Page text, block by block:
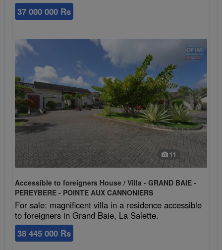
37 000 000 Rs
11
Accessible to foreigners House / Villa - GRAND BAIE -
PEREYBERE - POINTE AUX CANNONIERS
For sale: magnificent villa in a residence accessible
to foreigners in Grand Baie, La Salette.
38 445 000 Rs